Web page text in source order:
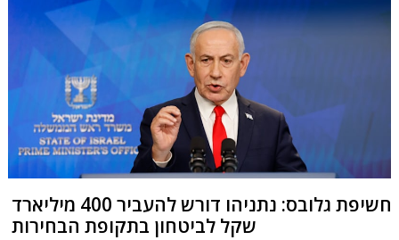
חשיפת גלובס: נתניהו דורש להעביר 400 מיליארד
שקל לביטחון בתקופת הבחירות